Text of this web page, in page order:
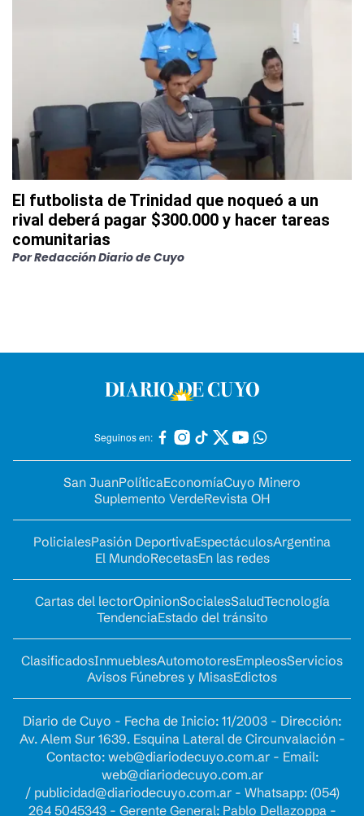
El futbolista de Trinidad que noqueó a un
rival deberá pagar $300.000 y hacer tareas
comunitarias
PorRedacción Diario de Cuyo
Seguinos en:
San JuanPolíticaEconomíaCuyo Minero
Suplemento VerdeRevista OH
PolicialesPasión DeportivaEspectáculosArgentina
El MundoRecetasEn las redes
Cartas del lectorOpinionSocialesSaludTecnología
TendenciaEstado del tránsito
ClasificadosInmueblesAutomotoresEmpleosServicios
Avisos Fúnebres y MisasEdictos
Diario de Cuyo - Fecha de Inicio: 11/2003 - Dirección:
Av. Alem Sur 1639. Esquina Lateral de Circunvalación -
Contacto: web@diariodecuyo.com.ar- Email:
web@diariodecuyo.com.ar
/ publicidad@diariodecuyo.com.ar- Whatsapp: (054)
264 5045343 - Gerente General: Pablo Dellazoppa -